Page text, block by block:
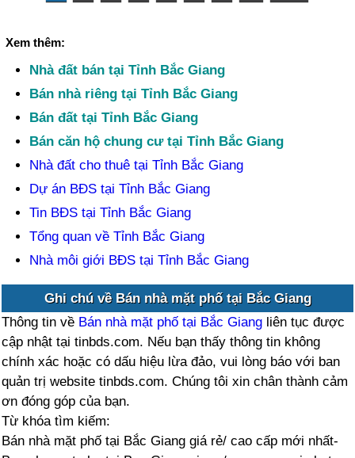
Xem thêm:
Nhà đất bán tại Tỉnh Bắc Giang
Bán nhà riêng tại Tỉnh Bắc Giang
Bán đất tại Tỉnh Bắc Giang
Bán căn hộ chung cư tại Tỉnh Bắc Giang
Nhà đất cho thuê tại Tỉnh Bắc Giang
Dự án BĐS tại Tỉnh Bắc Giang
Tin BĐS tại Tỉnh Bắc Giang
Tổng quan về Tỉnh Bắc Giang
Nhà môi giới BĐS tại Tỉnh Bắc Giang
Ghi chú về Bán nhà mặt phố tại Bắc Giang
Thông tin về Bán nhà mặt phố tại Bắc Giang liên tục được
cập nhật tại tinbds.com. Nếu bạn thấy thông tin không
chính xác hoặc có dấu hiệu lừa đảo, vui lòng báo với ban
quản trị website tinbds.com. Chúng tôi xin chân thành cảm
ơn đóng góp của bạn.
Từ khóa tìm kiếm:
Bán nhà mặt phố tại Bắc Giang giá rẻ/ cao cấp mới nhất-